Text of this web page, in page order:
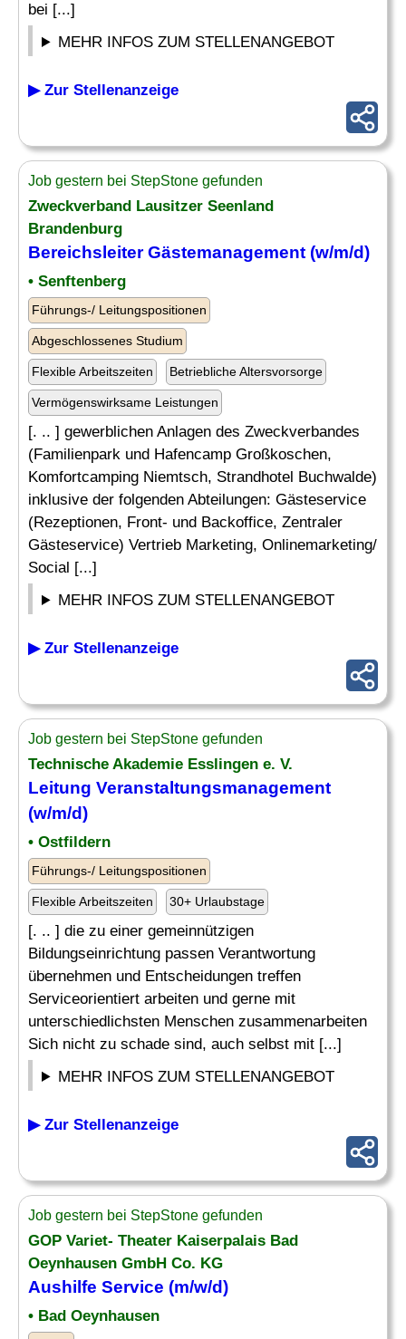
bei [...]
MEHR INFOS ZUM STELLENANGEBOT
▶ Zur Stellenanzeige
Job gestern bei StepStone gefunden
Zweckverband Lausitzer Seenland
Brandenburg
Bereichsleiter Gästemanagement (w/m/d)
• Senftenberg
Führungs-/ Leitungspositionen
Abgeschlossenes Studium
Flexible Arbeitszeiten Betriebliche Altersvorsorge
Vermögenswirksame Leistungen
[. .. ] gewerblichen Anlagen des Zweckverbandes
(Familienpark und Hafencamp Großkoschen,
Komfortcamping Niemtsch, Strandhotel Buchwalde)
inklusive der folgenden Abteilungen: Gästeservice
(Rezeptionen, Front- und Backoffice, Zentraler
Gästeservice) Vertrieb Marketing, Onlinemarketing/
Social [...]
MEHR INFOS ZUM STELLENANGEBOT
▶ Zur Stellenanzeige
Job gestern bei StepStone gefunden
Technische Akademie Esslingen e. V.
Leitung Veranstaltungsmanagement
(w/m/d)
• Ostfildern
Führungs-/ Leitungspositionen
Flexible Arbeitszeiten 30+ Urlaubstage
[. .. ] die zu einer gemeinnützigen
Bildungseinrichtung passen Verantwortung
übernehmen und Entscheidungen treffen
Serviceorientiert arbeiten und gerne mit
unterschiedlichsten Menschen zusammenarbeiten
Sich nicht zu schade sind, auch selbst mit [...]
MEHR INFOS ZUM STELLENANGEBOT
▶ Zur Stellenanzeige
Job gestern bei StepStone gefunden
GOP Variet- Theater Kaiserpalais Bad
Oeynhausen GmbH Co. KG
Aushilfe Service (m/w/d)
• Bad Oeynhausen